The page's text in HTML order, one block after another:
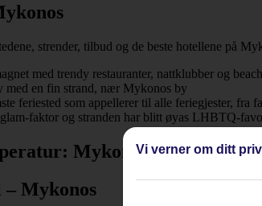
strender, tilbud og de beste hotellene på
med trendy restauranter, nattklubber og
med en fin strand, nær Mykonos by
feriested som appellerer til alle feriegjester, fra
faktor og stranden har blitt øyas LHBTQ-
Mykonos
Mykonos
Vi verner om ditt